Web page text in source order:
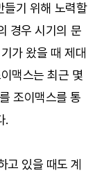
들기 위해 노력할
경우 시기의 문
가 왔을 때 제대
맥스는 최근 몇
조이맥스를 통
.
고 있을 때도 계